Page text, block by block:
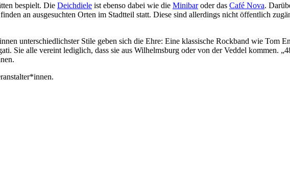
bespielt. Die Deichdiele ist ebenso dabei wie die Minibaroder das Café Nova.
an ausgesuchten Orten im Stadtteil statt. Diese sind allerdings nicht öffentlich
unterschiedlichster Stile geben sich die Ehre: Eine klassische Rockband wie Tom
Sie alle vereint lediglich, dass sie aus Wilhelmsburg oder von der Veddel kommen.